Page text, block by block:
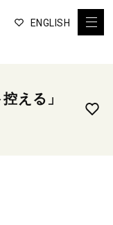
ENGLISH
える」